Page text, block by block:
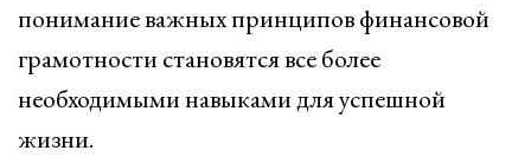
понимание важных принципов финансовой
грамотности становятся все более
необходимыми навыками для успешной
жизни.